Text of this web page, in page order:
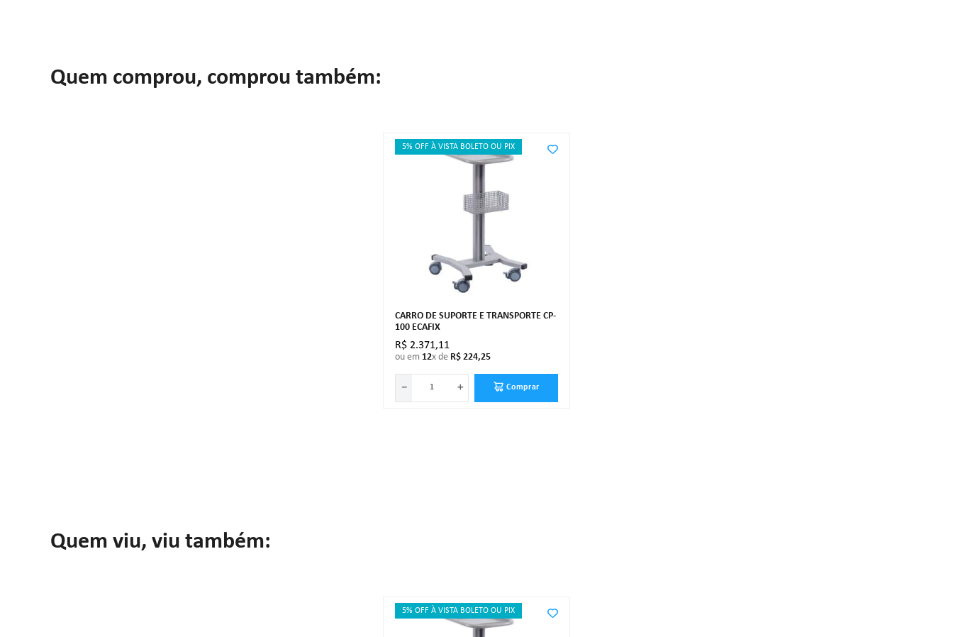
Quem comprou, comprou também:
5% OFF À VISTA BOLETO OU PIX
CARRO DE SUPORTE E TRANSPORTE CP-
100 ECAFIX
R$ 2.371,11
ou em 12x de R$ 224,25
＋
－ Comprar
Quem viu, viu também:
5% OFF À VISTA BOLETO OU PIX